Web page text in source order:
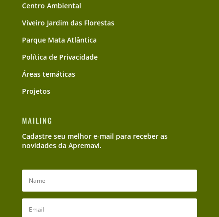
Centro Ambiental
Viveiro Jardim das Florestas
Parque Mata Atlântica
Política de Privacidade
Áreas temáticas
Projetos
MAILING
Cadastre seu melhor e-mail para receber as
novidades da Apremavi.